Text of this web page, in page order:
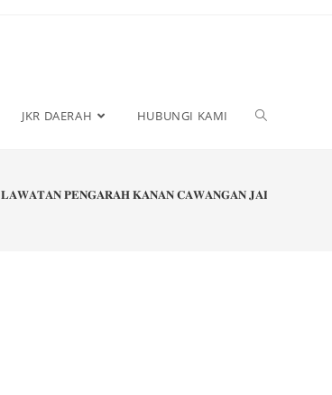
JKR DAERAH HUBUNGI KAMI
𝐋𝐀𝐖𝐀𝐓𝐀𝐍 𝐏𝐄𝐍𝐆𝐀𝐑𝐀𝐇 𝐊𝐀𝐍𝐀𝐍 𝐂𝐀𝐖𝐀𝐍𝐆𝐀𝐍 𝐉𝐀𝐋𝐀𝐍